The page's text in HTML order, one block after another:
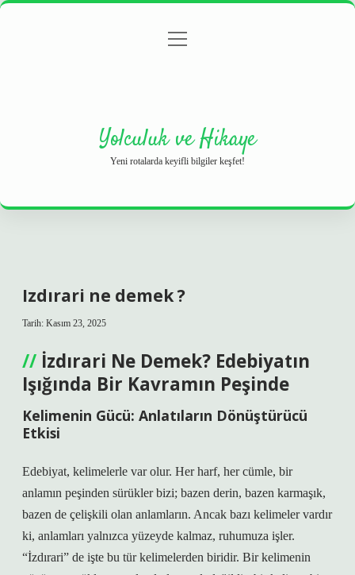
Gizlilik Politikası
menüyü
Yolculuk ve Hikaye
Yeni rotalarda keyifli bilgiler keşfet!
Izdırari ne demek ?
Tarih: Kasım 23, 2025
İzdırari Ne Demek? Edebiyatın
Işığında Bir Kavramın Peşinde
Kelimenin Gücü: Anlatıların Dönüştürücü
Etkisi
Edebiyat, kelimelerle var olur. Her harf, her cümle, bir
anlamın peşinden sürükler bizi; bazen derin, bazen karmaşık,
bazen de çelişkili olan anlamların. Ancak bazı kelimeler vardır
ki, anlamları yalnızca yüzeyde kalmaz, ruhumuza işler.
“İzdırari” de işte bu tür kelimelerden biridir. Bir kelimenin